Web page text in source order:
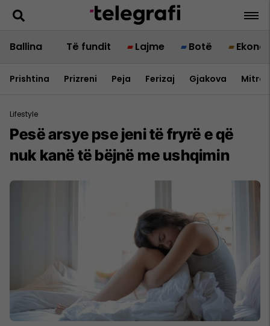
Ballina Të fundit Lajme Botë
Prishtina Prizreni Peja Ferizaj Gjakova
Lifestyle
Pesë arsye pse jeni të fryrë e që
nuk kanë të bëjnë me ushqimin